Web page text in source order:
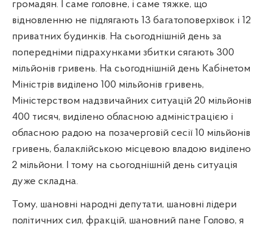
громадян. І саме головне, і саме тяжке, що
відновленню не підлягають 13 багатоповерхівок і 12
приватних будинків. На сьогоднішній день за
попередніми підрахунками збитки сягають 300
мільйонів гривень. На сьогоднішній день Кабінетом
Міністрів виділено 100 мільйонів гривень,
Міністерством надзвичайних ситуацій 20 мільйонів
400 тисяч, виділено обласною адміністрацією і
обласною радою на позачерговій сесії 10 мільйонів
гривень, балаклійською місцевою владою виділено
2 мільйони. І тому на сьогоднішній день ситуація
дуже складна.
Тому, шановні народні депутати, шановні лідери
політичних сил, фракцій, шановний пане Голово, я